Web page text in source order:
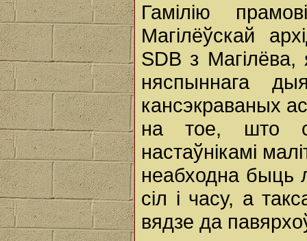
Гамілію
Магілёўскай
SDB з Магілёва,
няспыннага
кансэкраваных
на тое, што
настаўнікамі
неабходна быць
сіл і часу, а
вядзе да